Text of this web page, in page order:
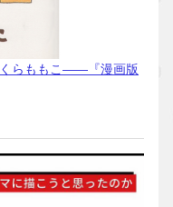
くらももこ――『漫画版